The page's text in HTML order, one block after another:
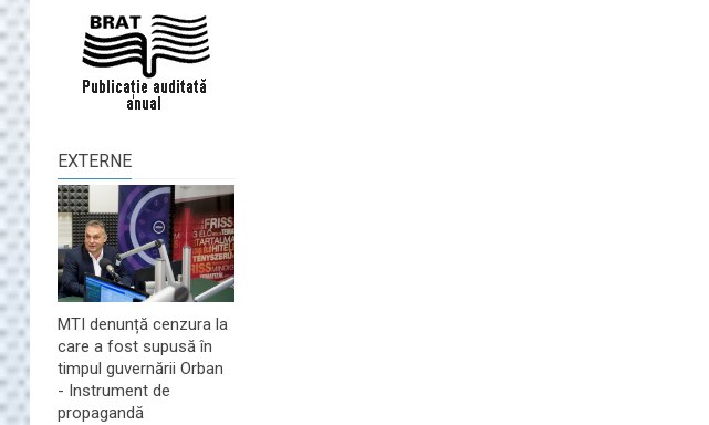
EXTERNE
MTI denunță cenzura la
care a fost supusă în
timpul guvernării Orban
- Instrument de
propagandă